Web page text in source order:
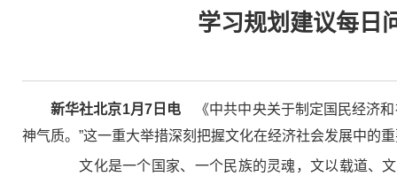
学习规划建议每日
新华社北京1月7日电
《中共中央关于制定国民经济
神气质。”这一重大举措深刻把握文化在经济社会发展中的
文化是一个国家、一个民族的灵魂，文以载道、文